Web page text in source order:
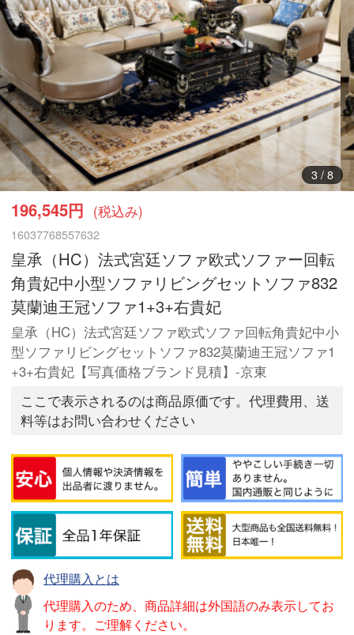
3/ 8
196,545円 (税込み)
16037768557632
皇承（HC）法式宮廷ソファ欧式ソファー回転
角貴妃中小型ソファリビングセットソファ832
莫蘭迪王冠ソファ1+3+右貴妃
皇承（HC）法式宮廷ソファ欧式ソファ回転角貴妃中小
型ソファリビングセットソファ832莫蘭迪王冠ソファ1
+3+右貴妃【写真価格ブランド見積】-京東
ここで表示されるのは商品原価です。代理費用、送
料等はお問い合わせください
代理購入とは
代理購入のため、商品詳細は外国語のみ表示してお
ります。ご理解ください。